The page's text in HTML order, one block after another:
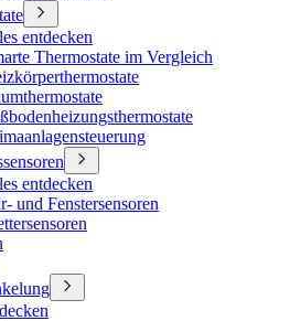
entdecken
Thermostate im Vergleich
entdecken
und Fenstersensoren